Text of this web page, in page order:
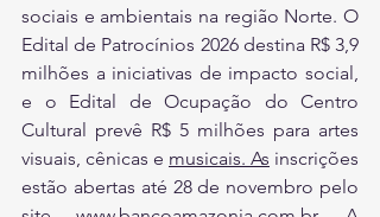
sociais e ambientais na região Norte. O
Edital de Patrocínios 2026 destina R$ 3,9
milhões a iniciativas de impacto social,
e o Edital de Ocupação do Centro
Cultural prevê R$ 5 milhões para artes
visuais, cênicas e musicais. As inscrições
estão abertas até 28 de novembro pelo